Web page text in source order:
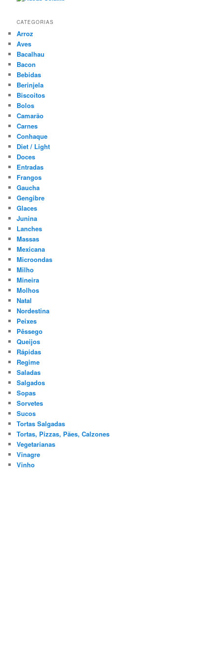
CATEGORIAS
Arroz
Aves
Bacalhau
Bacon
Bebidas
Berinjela
Biscoitos
Bolos
Camarão
Carnes
Conhaque
Diet / Light
Doces
Entradas
Frangos
Gaucha
Gengibre
Glaces
Junina
Lanches
Massas
Mexicana
Microondas
Milho
Mineira
Molhos
Natal
Nordestina
Peixes
Pêssego
Queijos
Rápidas
Regime
Saladas
Salgados
Sopas
Sorvetes
Sucos
Tortas Salgadas
Tortas, Pizzas, Pães, Calzones
Vegetarianas
Vinagre
Vinho